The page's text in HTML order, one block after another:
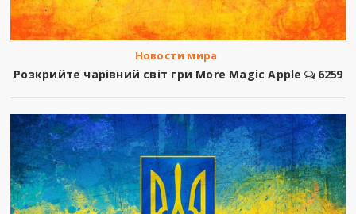
Новости мира
Розкрийте чарівний світ гри More Magic Apple 6259